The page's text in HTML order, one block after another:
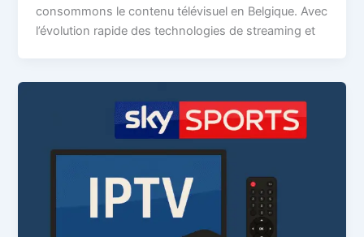
consommons le contenu télévisuel en Belgique. Avec
l’évolution rapide des technologies de streaming et